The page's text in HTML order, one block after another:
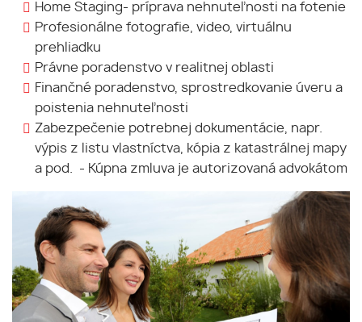
Home Staging- príprava nehnuteľnosti na fotenie
Profesionálne fotografie, video, virtuálnu
prehliadku
Právne poradenstvo v realitnej oblasti
Finančné poradenstvo, sprostredkovanie úveru a
poistenia nehnuteľnosti
Zabezpečenie potrebnej dokumentácie, napr.
výpis z listu vlastníctva, kópia z katastrálnej mapy
a pod. - Kúpna zmluva je autorizovaná advokátom